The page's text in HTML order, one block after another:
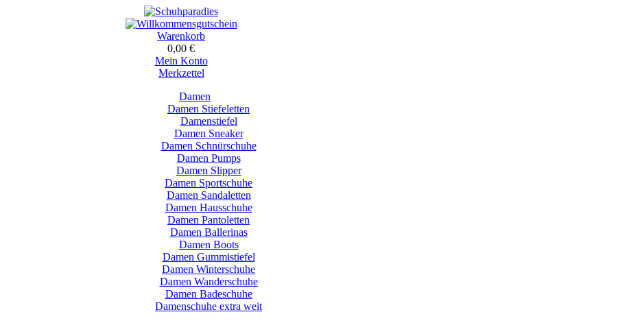
Warenkorb
0,00 €
Mein Konto
Merkzettel
Damen
Damen Stiefeletten
Damenstiefel
Damen Sneaker
Damen Schnürschuhe
Damen Pumps
Damen Slipper
Damen Sportschuhe
Damen Sandaletten
Damen Hausschuhe
Damen Pantoletten
Damen Ballerinas
Damen Boots
Damen Gummistiefel
Damen Winterschuhe
Damen Wanderschuhe
Damen Badeschuhe
Damenschuhe extra weit